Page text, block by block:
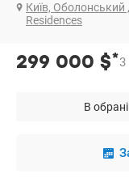
Київ,
Residences
299 000 $*3
В обрані